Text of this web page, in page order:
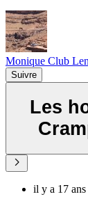
Monique Club
Suivre
Les
il y a 17 ans